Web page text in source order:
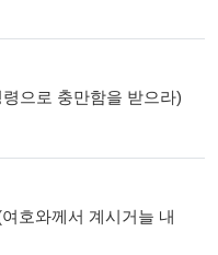
으로 충만함을 받으라)
호와께서 계시거늘 내